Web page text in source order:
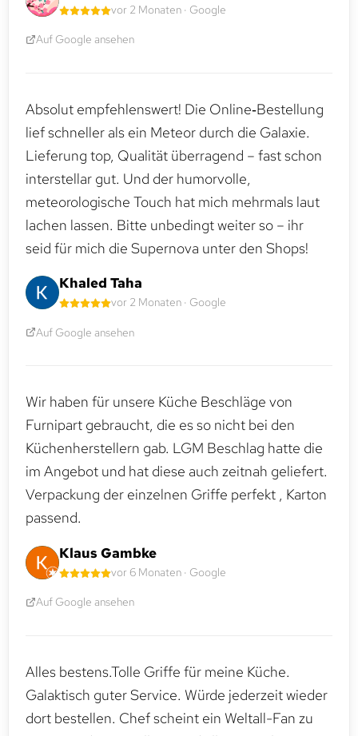
vor 2 Monaten · Google
Auf Google ansehen
Absolut empfehlenswert! Die Online‑Bestellung
lief schneller als ein Meteor durch die Galaxie.
Lieferung top, Qualität überragend – fast schon
interstellar gut. Und der humorvolle,
meteorologische Touch hat mich mehrmals laut
lachen lassen. Bitte unbedingt weiter so – ihr
seid für mich die Supernova unter den Shops!
Khaled Taha
vor 2 Monaten · Google
Auf Google ansehen
Wir haben für unsere Küche Beschläge von
Furnipart gebraucht, die es so nicht bei den
Küchenherstellern gab. LGM Beschlag hatte die
im Angebot und hat diese auch zeitnah geliefert.
Verpackung der einzelnen Griffe perfekt , Karton
passend.
Klaus Gambke
vor 6 Monaten · Google
Auf Google ansehen
Alles bestens.Tolle Griffe für meine Küche.
Galaktisch guter Service. Würde jederzeit wieder
dort bestellen. Chef scheint ein Weltall-Fan zu